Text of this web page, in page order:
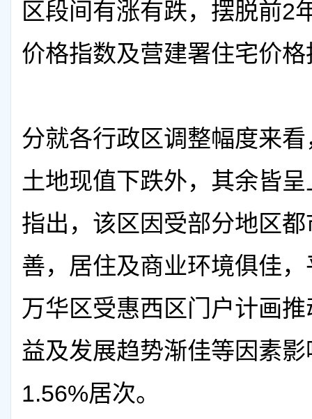
区段间有涨有跌，摆脱前2
价格指数及营建署住宅价
分就各行政区调整幅度来
土地现值下跌外，其余皆
指出，该区因受部分地区
善，居住及商业环境俱佳
万华区受惠西区门户计画
益及发展趋势渐佳等因素
1.56%居次。